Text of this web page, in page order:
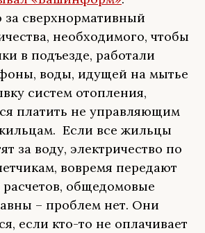
сверхнормативный
необходимого, чтобы
в подъезде, работали
воды, идущей на мытье
систем отопления,
платить не управляющим
Если все жильцы
за воду, электричество по
вовремя передают
расчетов, общедомовые
– проблем нет. Они
если кто-то не оплачивает